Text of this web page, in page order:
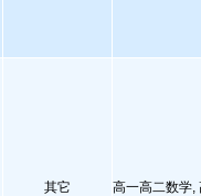
其它
高一高二数学,